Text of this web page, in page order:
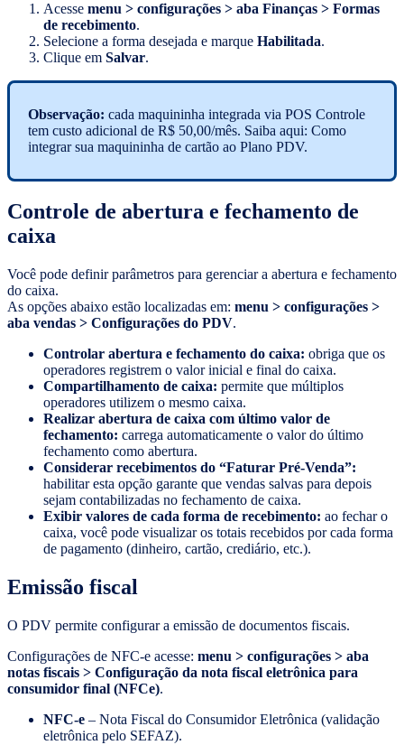
Acesse menu > configurações > aba Finanças > Formas
de recebimento.
Selecione a forma desejada e marque Habilitada.
Clique em Salvar.
Observação: cada maquininha integrada via POS Controle
tem custo adicional de R$ 50,00/mês. Saiba aqui: Como
integrar sua maquininha de cartão ao Plano PDV.
Controle de abertura e fechamento de
caixa
Você pode definir parâmetros para gerenciar a abertura e fechamento
do caixa.
As opções abaixo estão localizadas em: menu > configurações >
aba vendas > Configurações do PDV.
Controlar abertura e fechamento do caixa: obriga que os
operadores registrem o valor inicial e final do caixa.
Compartilhamento de caixa: permite que múltiplos
operadores utilizem o mesmo caixa.
Realizar abertura de caixa com último valor de
fechamento: carrega automaticamente o valor do último
fechamento como abertura.
Considerar recebimentos do “Faturar Pré-Venda”:
habilitar esta opção garante que vendas salvas para depois
sejam contabilizadas no fechamento de caixa.
Exibir valores de cada forma de recebimento: ao fechar o
caixa, você pode visualizar os totais recebidos por cada forma
de pagamento (dinheiro, cartão, crediário, etc.).
Emissão fiscal
O PDV permite configurar a emissão de documentos fiscais.
Configurações de NFC-e acesse: menu > configurações > aba
notas fiscais > Configuração da nota fiscal eletrônica para
consumidor final (NFCe).
NFC-e – Nota Fiscal do Consumidor Eletrônica (validação
eletrônica pelo SEFAZ).